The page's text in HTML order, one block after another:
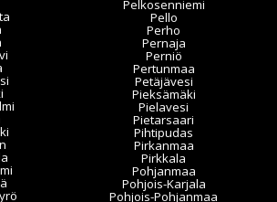
Pelkosenniemi
Pello
Perho
Pernaja
Perniö
Pertunmaa
Petäjävesi
Pieksämäki
Pielavesi
Pietarsaari
Pihtipudas
Pirkanmaa
Pirkkala
Pohjanmaa
Pohjois-Karjala
Pohjois-Pohjanmaa